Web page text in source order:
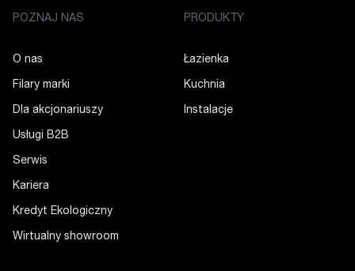
POZNAJ NAS
O nas
Filary marki
Dla akcjonariuszy
Usługi B2B
Serwis
Kariera
Kredyt Ekologiczny
Wirtualny showroom
PRODUKTY
Łazienka
Kuchnia
Instalacje